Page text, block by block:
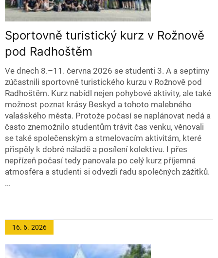
Sportovně turistický kurz v Rožnově
pod Radhoštěm
Ve dnech 8.–11. června 2026 se studenti 3. A a septimy
zúčastnili sportovně turistického kurzu v Rožnově pod
Radhoštěm. Kurz nabídl nejen pohybové aktivity, ale také
možnost poznat krásy Beskyd a tohoto malebného
valašského města. Protože počasí se naplánovat nedá a
často znemožnilo studentům trávit čas venku, věnovali
se také společenským a stmelovacím aktivitám, které
přispěly k dobré náladě a posílení kolektivu. I přes
nepřízeň počasí tedy panovala po celý kurz příjemná
atmosféra a studenti si odvezli řadu společných zážitků.
...
16. 6. 2026